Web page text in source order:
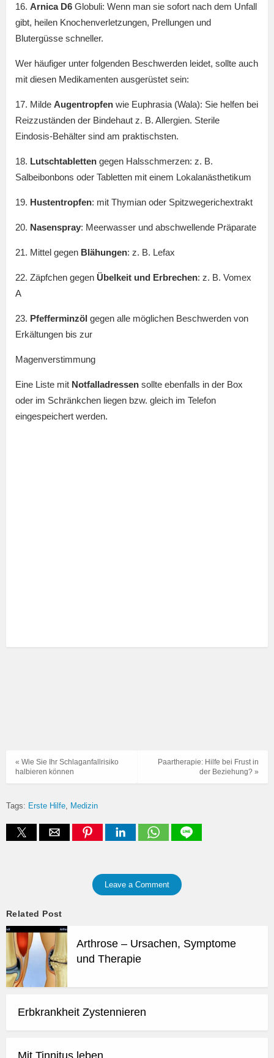
16. Arnica D6 Globuli: Wenn man sie sofort nach dem Unfall
gibt, heilen Knochenverletzungen, Prellungen und
Blutergüsse schneller.
Wer häufiger unter folgenden Beschwerden leidet, sollte auch
mit diesen Medikamenten ausgerüstet sein:
17. Milde Augentropfen wie Euphrasia (Wala): Sie helfen bei
Reizzuständen der Bindehaut z. B. Allergien. Sterile
Eindosis-Behälter sind am praktischsten.
18. Lutschtabletten gegen Halsschmerzen: z. B.
Salbeibonbons oder Tabletten mit einem Lokalanästhetikum
19. Hustentropfen: mit Thymian oder Spitzwegerichextrakt
20. Nasenspray: Meerwasser und abschwellende Präparate
21. Mittel gegen Blähungen: z. B. Lefax
22. Zäpfchen gegen Übelkeit und Erbrechen: z. B. Vomex
A
23. Pfefferminzöl gegen alle möglichen Beschwerden von
Erkältungen bis zur
Magenverstimmung
Eine Liste mit Notfalladressen sollte ebenfalls in der Box
oder im Schränkchen liegen bzw. gleich im Telefon
eingespeichert werden.
Paartherapie: Hilfe bei Frust in
der Beziehung? »
« Wie Sie Ihr Schlaganfallrisiko
halbieren können
Tags: Erste Hilfe Medizin
Leave a Comment
Related Post
Arthrose – Ursachen, Symptome
und Therapie
Erbkrankheit Zystennieren